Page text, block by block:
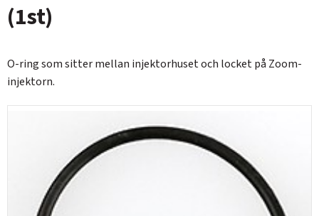
(1st)
O-ring som sitter mellan injektorhuset och locket på Zoom-
injektorn.